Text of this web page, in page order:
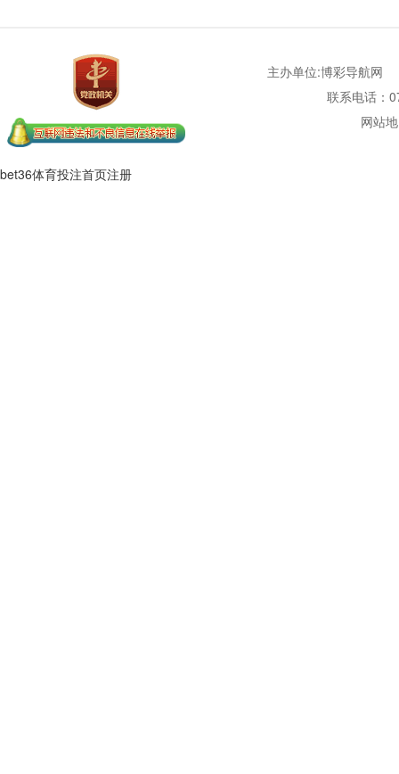
主办单位:博彩导航网
联系电话：
网站
bet36体育投注首页注册